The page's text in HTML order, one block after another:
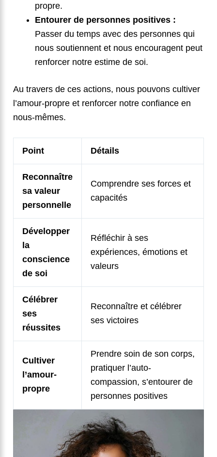
propre.
Entourer de personnes positives :
Passer du temps avec des personnes qui
nous soutiennent et nous encouragent peut
renforcer notre estime de soi.
Au travers de ces actions, nous pouvons cultiver
l’amour-propre et renforcer notre confiance en
nous-mêmes.
Point Détails
Reconnaître
sa valeur
personnelle
Comprendre ses forces et
capacités
Développer
la
conscience
de soi
Réfléchir à ses
expériences, émotions et
valeurs
Célébrer
ses
réussites
Reconnaître et célébrer
ses victoires
Cultiver
l’amour-
propre
Prendre soin de son corps,
pratiquer l’auto-
compassion, s’entourer de
personnes positives